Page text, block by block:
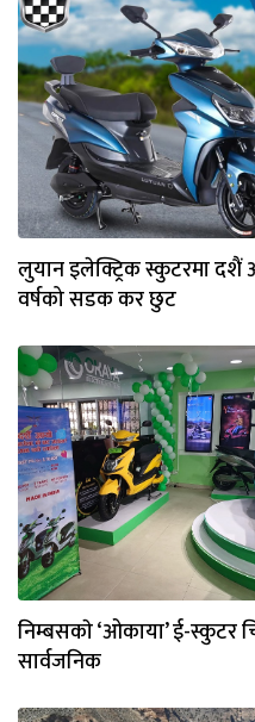
लुयान इलेक्ट्रिक स्कुटरमा
वर्षको सडक कर छुट
निम्बसकाे ‘ओकाया’ ई-स्कुटर
सार्वजनिक